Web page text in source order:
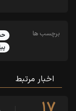
برچسب ها
اخبار مرتبط